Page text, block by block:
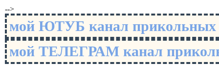
-->
мой ЮТУБ канал
мой ТЕЛЕГРАМ канал